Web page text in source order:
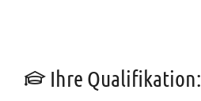
Ihre Qualifikation: